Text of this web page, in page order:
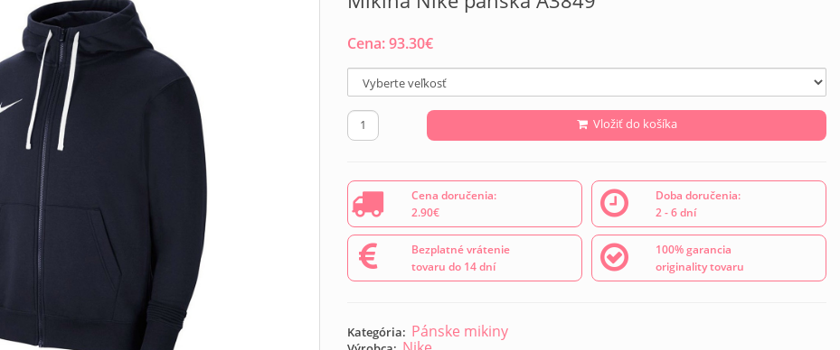
Cena:93.30€
Vložiť do košíka
Cena doručenia:
2.90€
Doba doručenia:
2 - 6 dní
Bezplatné vrátenie
tovaru do 14 dní
100% garancia
originality tovaru
Kategória: Pánske mikiny